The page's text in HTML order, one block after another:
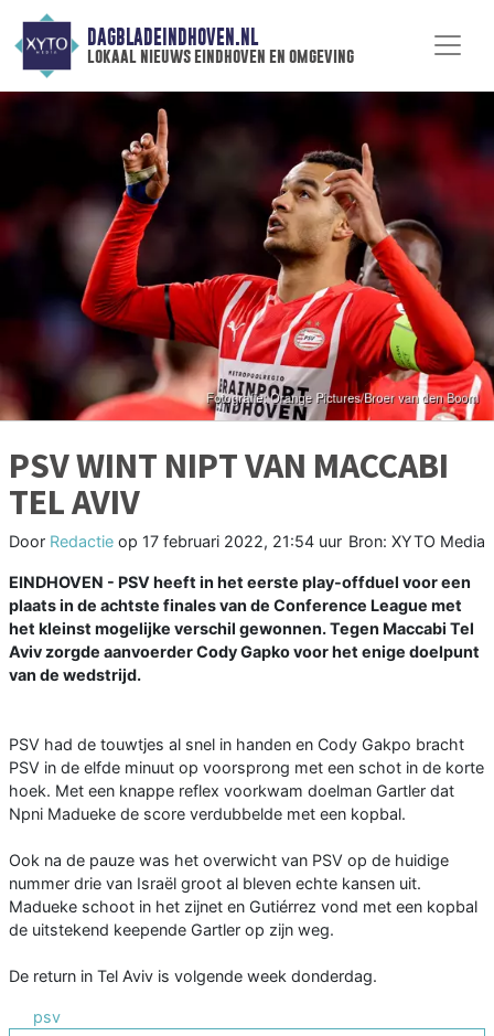
DAGBLADEINDHOVEN.NL
lokaal nieuws eindhoven en omgeving
PSV WINT NIPT VAN MACCABI
TEL AVIV
Door Redactie op 17 februari 2022, 21:54 uur Bron: XYTO Media
EINDHOVEN - PSV heeft in het eerste play-offduel voor een
plaats in de achtste finales van de Conference League met
het kleinst mogelijke verschil gewonnen. Tegen Maccabi Tel
Aviv zorgde aanvoerder Cody Gapko voor het enige doelpunt
van de wedstrijd.
PSV had de touwtjes al snel in handen en Cody Gakpo bracht
PSV in de elfde minuut op voorsprong met een schot in de korte
hoek. Met een knappe reflex voorkwam doelman Gartler dat
Npni Madueke de score verdubbelde met een kopbal.
Ook na de pauze was het overwicht van PSV op de huidige
nummer drie van Israël groot al bleven echte kansen uit.
Madueke schoot in het zijnet en Gutiérrez vond met een kopbal
de uitstekend keepende Gartler op zijn weg.
De return in Tel Aviv is volgende week donderdag.
psv